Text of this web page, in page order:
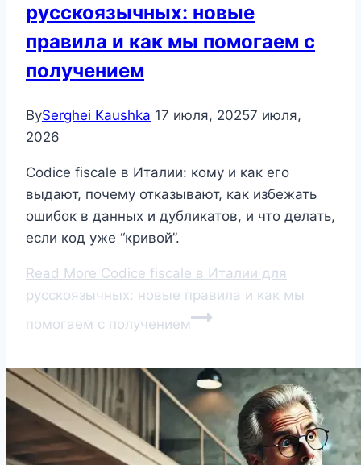
русскоязычных: новые
правила и как мы помогаем с
получением
BySerghei Kaushka 17 июля, 20257 июля,
2026
Codice fiscale в Италии: кому и как его
выдают, почему отказывают, как избежать
ошибок в данных и дубликатов, и что делать,
если код уже “кривой”.
Read More Codice fiscale в Италии для
русскоязычных: новые правила и как мы
помогаем с получением